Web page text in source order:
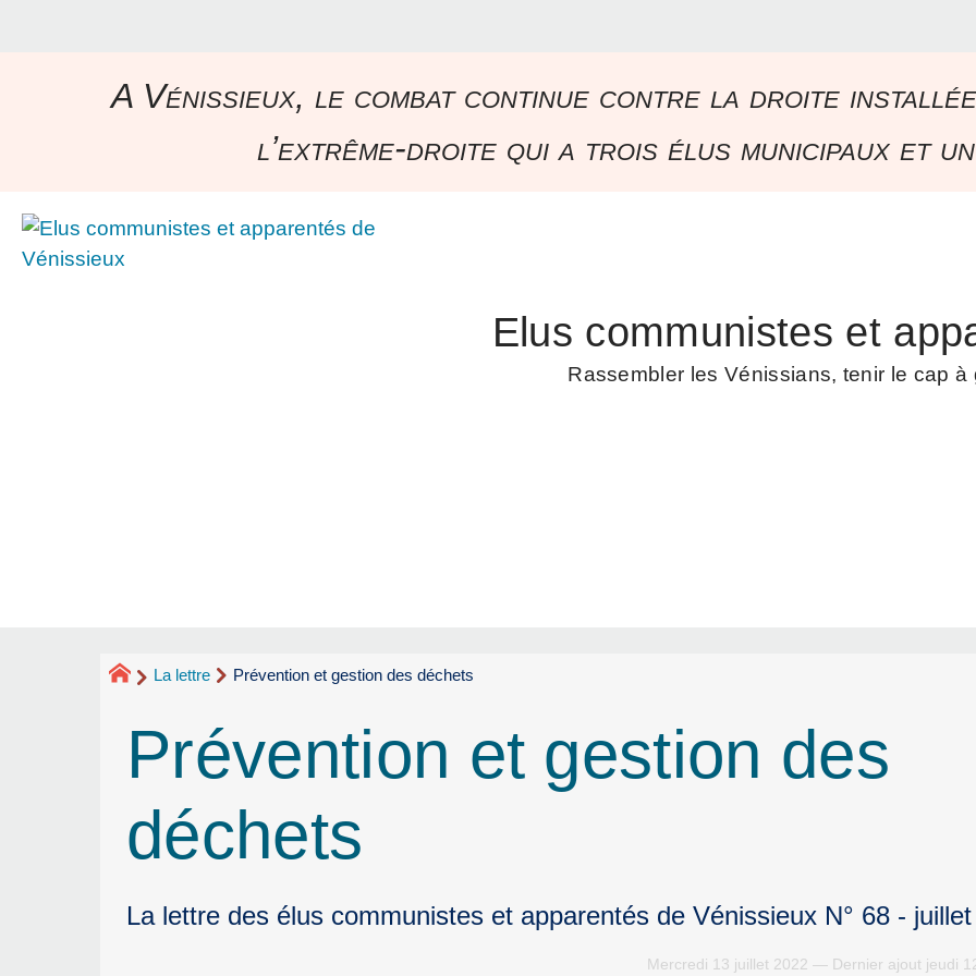
A Vénissieux, le combat continue contre la droite
l’extrême-droite qui a trois élus municipaux et
Elus communistes et
Rassembler les Vénissians, tenir le cap à
La lettre Prévention et gestion des déchets
Prévention et gestion des
déchets
La lettre des élus communistes et apparentés de Vénissieux N° 68 -
Mercredi 13 juillet 2022 — Dernier ajout jeudi